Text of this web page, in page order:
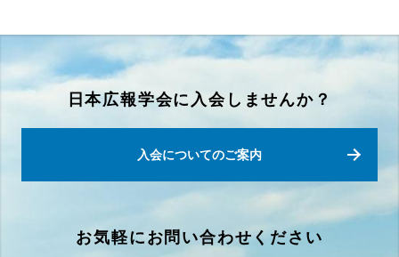
日本広報学会に入会しませんか？
入会についてのご案内
お気軽にお問い合わせください